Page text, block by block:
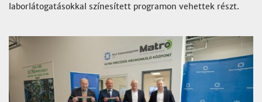
laborlátogatásokkal színesített programon vehettek részt.